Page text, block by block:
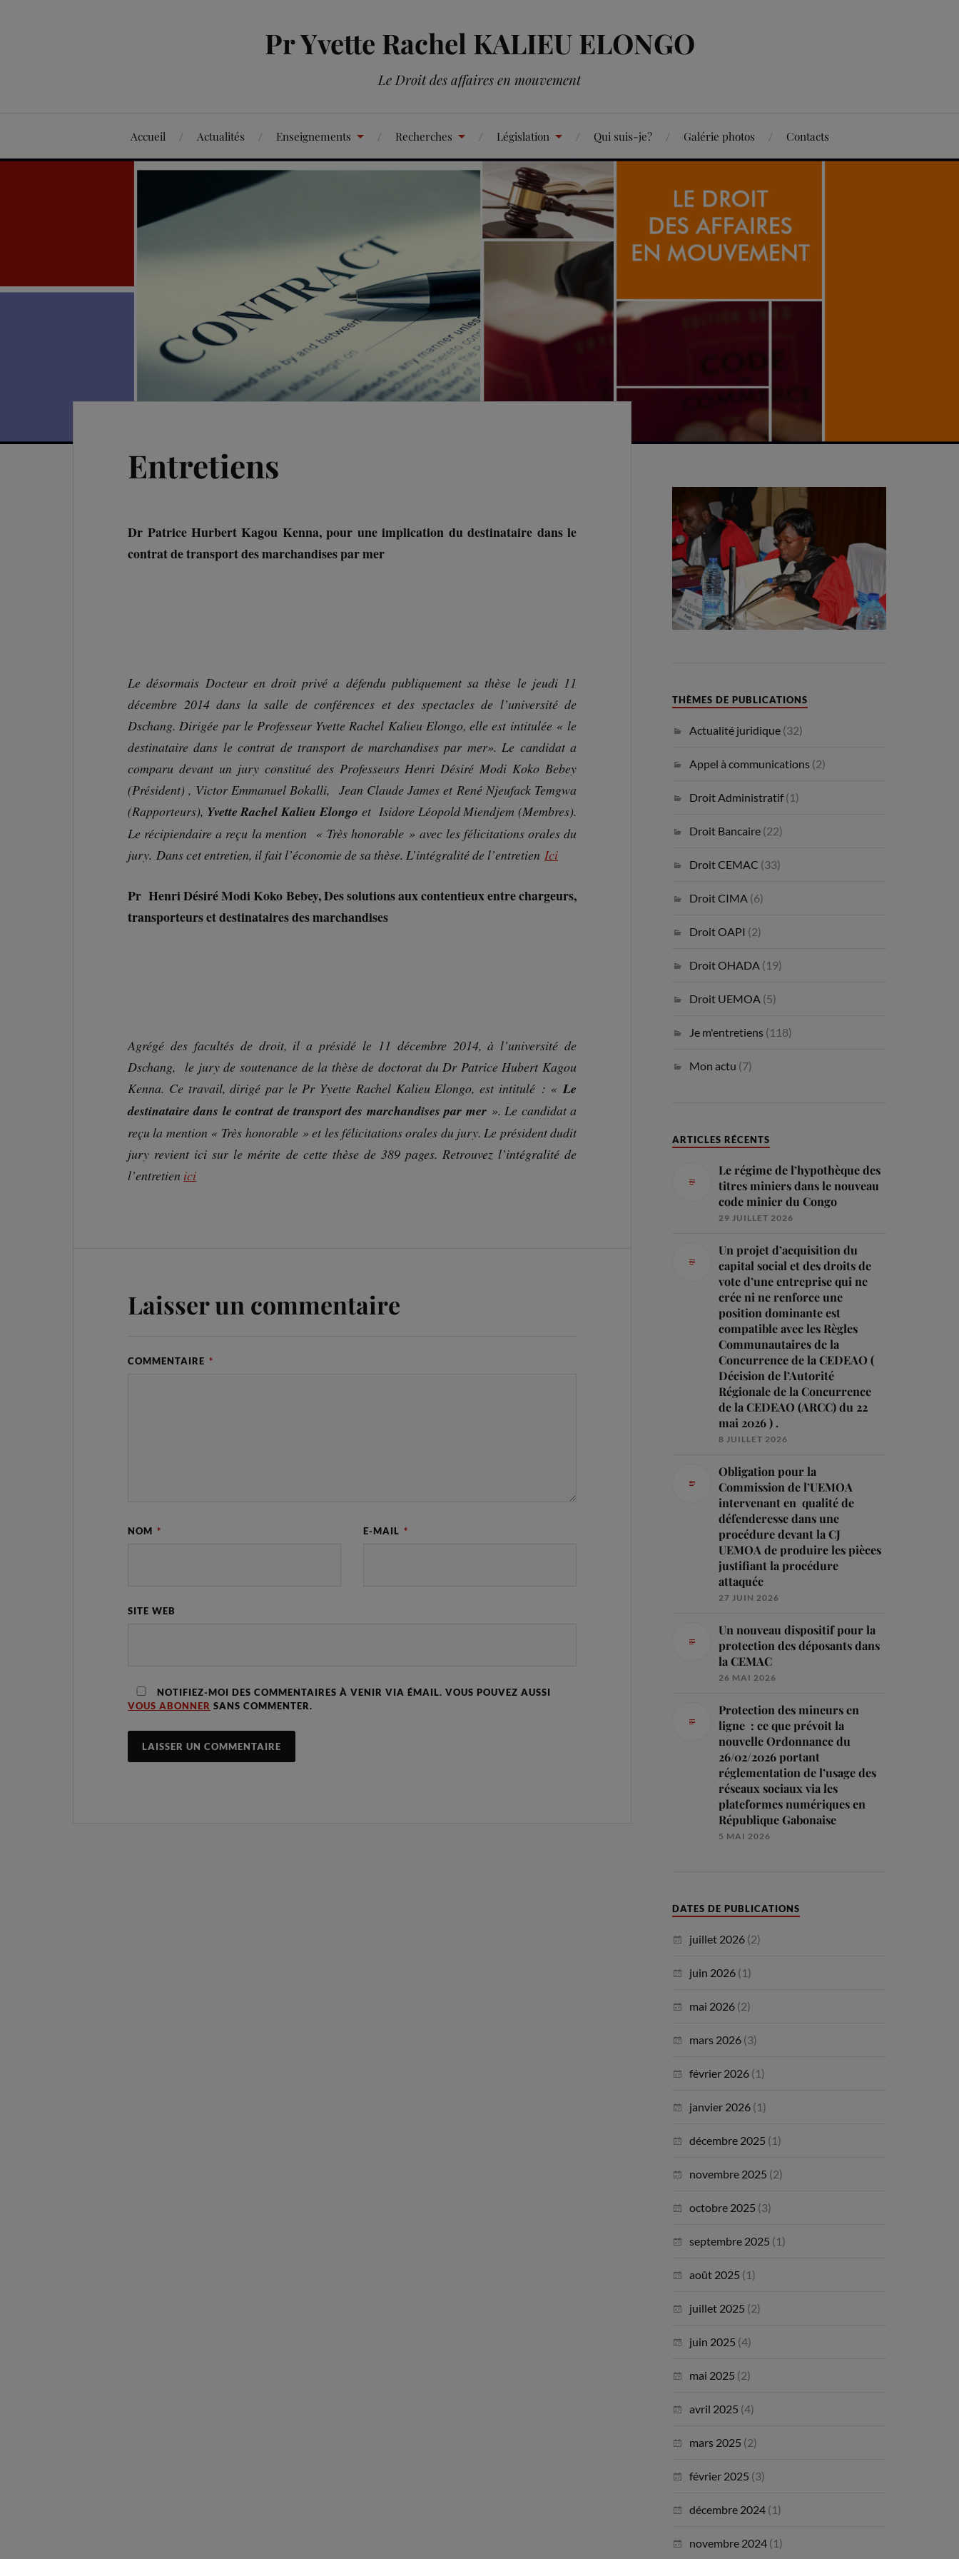
Pr Yvette Rachel KALIEU ELONGO
Le Droit des affaires en mouvement
Accueil Actualités Enseignements Recherches Législation Qui suis-je? Galérie photos Contacts
Entretiens
Dr Patrice Hurbert Kagou Kenna, pour une implication du destinataire dans le
contrat de transport des marchandises par mer
Le désormais Docteur en droit privé a défendu publiquement sa thèse le jeudi 11
décembre 2014 dans la salle de conférences et des spectacles de l’université de
Dschang. Dirigée par le Professeur Yvette Rachel Kalieu Elongo, elle est intitulée « le
destinataire dans le contrat de transport de marchandises par mer». Le candidat a
comparu devant un jury constitué des Professeurs Henri Désiré Modi Koko Bebey
(Président) , Victor Emmanuel Bokalli, Jean Claude James et René Njeufack Temgwa
(Rapporteurs), Yvette Rachel Kalieu Elongo et Isidore Léopold Miendjem (Membres).
Le récipiendaire a reçu la mention « Très honorable » avec les félicitations orales du
jury. Dans cet entretien, il fait l’économie de sa thèse. L’intégralité de l’entretien Ici
Pr Henri Désiré Modi Koko Bebey, Des solutions aux contentieux entre chargeurs,
transporteurs et destinataires des marchandises
Agrégé des facultés de droit, il a présidé le 11 décembre 2014, à l’université de
Dschang, le jury de soutenance de la thèse de doctorat du Dr Patrice Hubert Kagou
Kenna. Ce travail, dirigé par le Pr Yyette Rachel Kalieu Elongo, est intitulé : «Le
destinataire dans le contrat de transport des marchandises par mer». Le candidat a
reçu la mention « Très honorable » et les félicitations orales du jury. Le président dudit
jury revient ici sur le mérite de cette thèse de 389 pages. Retrouvez l’intégralité de
l’entretien ici
Laisser un commentaire
COMMENTAIRE *
NOM * E-MAIL *
SITE WEB
NOTIFIEZ-MOI DES COMMENTAIRES À VENIR VIA ÉMAIL. VOUS POUVEZ AUSSI
VOUS ABONNER SANS COMMENTER.
THÈMES DE PUBLICATIONS
Actualité juridique (32)
Appel à communications (2)
Droit Administratif(1)
Droit Bancaire (22)
Droit CEMAC (33)
Droit CIMA (6)
Droit OAPI (2)
Droit OHADA (19)
Droit UEMOA (5)
Je m'entretiens (118)
Mon actu (7)
ARTICLES RÉCENTS
Le régime de l’hypothèque des
titres miniers dans le nouveau
code minier du Congo
29 JUILLET 2026
Un projet d’acquisition du
capital social et des droits de
vote d’une entreprise qui ne
crée ni ne renforce une
position dominante est
compatible avec les Règles
Communautaires de la
Concurrence de la CEDEAO (
Décision de l’Autorité
Régionale de la Concurrence
de la CEDEAO (ARCC) du 22
mai 2026 ) .
8 JUILLET 2026
Obligation pour la
Commission de l’UEMOA
intervenant en qualité de
défenderesse dans une
procédure devant la CJ
UEMOA de produire les pièces
justifiant la procédure
attaquée
27 JUIN 2026
Un nouveau dispositif pour la
protection des déposants dans
la CEMAC
26 MAI 2026
Protection des mineurs en
ligne : ce que prévoit la
nouvelle Ordonnance du
26/02/2026 portant
réglementation de l’usage des
réseaux sociaux via les
plateformes numériques en
République Gabonaise
5 MAI 2026
DATES DE PUBLICATIONS
juillet 2026 (2)
juin 2026 (1)
mai 2026 (2)
mars 2026 (3)
février 2026 (1)
janvier 2026 (1)
décembre 2025 (1)
novembre 2025 (2)
octobre 2025 (3)
septembre 2025 (1)
août 2025 (1)
juillet 2025 (2)
juin 2025 (4)
mai 2025 (2)
avril 2025 (4)
mars 2025 (2)
février 2025 (3)
décembre 2024 (1)
novembre 2024 (1)